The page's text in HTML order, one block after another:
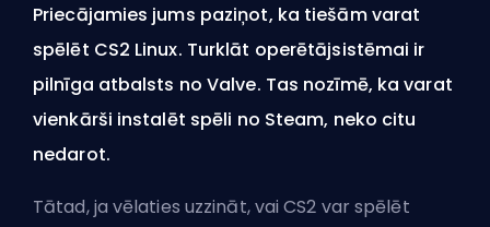
Priecājamies jums paziņot, ka tiešām varat
spēlēt CS2 Linux. Turklāt operētājsistēmai ir
pilnīga atbalsts no Valve. Tas nozīmē, ka varat
vienkārši instalēt spēli no Steam, neko citu
nedarot.
Tātad, ja vēlaties uzzināt, vai CS2 var spēlēt